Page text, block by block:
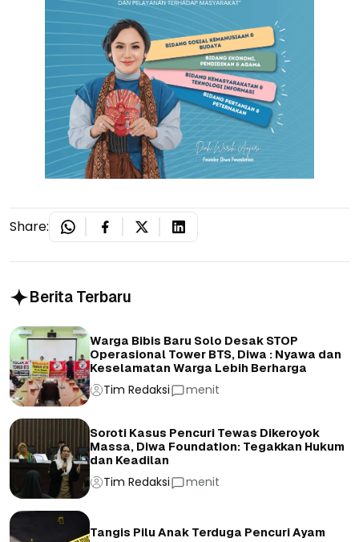
Share:
Berita Terbaru
Warga Bibis Baru Solo Desak STOP
Operasional Tower BTS, Diwa : Nyawa dan
Keselamatan Warga Lebih Berharga
Tim Redaksi menit
Soroti Kasus Pencuri Tewas Dikeroyok
Massa, Diwa Foundation: Tegakkan Hukum
dan Keadilan
Tim Redaksi menit
Tangis Pilu Anak Terduga Pencuri Ayam